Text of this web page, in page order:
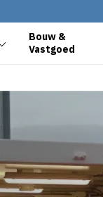
Bouw &
Vastgoed